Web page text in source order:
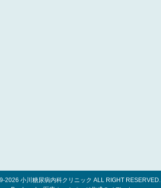
2026 小川糖尿病内科クリニック ALL RIGHT RESERVED.